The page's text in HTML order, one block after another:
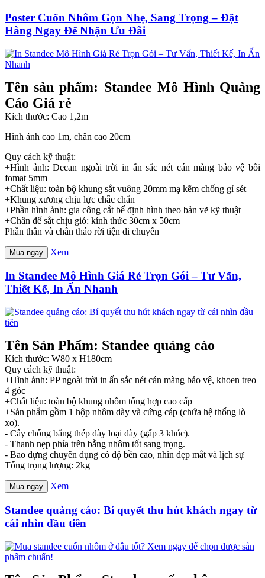
Poster Cuốn Nhôm Gọn Nhẹ, Sang Trọng – Đặt
Hàng Ngay Để Nhận Ưu Đãi
Tên sản phẩm: Standee Mô Hình Quảng
Cáo Giá rẻ
Kích thước: Cao 1,2m
Hình ảnh cao 1m, chân cao 20cm
Quy cách kỹ thuật:
+Hình ảnh: Decan ngoài trời in ấn sắc nét cán màng bảo vệ bồi
fomat 5mm
+Chất liệu: toàn bộ khung sắt vuông 20mm mạ kẽm chống gỉ sét
+Khung xương chịu lực chắc chắn
+Phần hình ảnh: gia công cắt bế định hình theo bản vẽ kỹ thuật
+Chân đế sắt chịu gió: kính thức 30cm x 50cm
Phần thân và chân tháo rời tiện di chuyển
Mua ngay Xem
In Standee Mô Hình Giá Rẻ Trọn Gói – Tư Vấn,
Thiết Kế, In Ấn Nhanh
Tên Sản Phẩm: Standee quảng cáo
Kích thước: W80 x H180cm
Quy cách kỹ thuật:
+Hình ảnh: PP ngoài trời in ấn sắc nét cán màng bảo vệ, khoen treo
4 góc
+Chất liệu: toàn bộ khung nhôm tổng hợp cao cấp
+Sản phẩm gồm 1 hộp nhôm dày và cứng cáp (chứa hệ thống lò
xo).
- Cây chống bằng thép dày loại dày (gấp 3 khúc).
- Thanh nẹp phía trên bằng nhôm tốt sang trọng.
- Bao đựng chuyên dụng có độ bền cao, nhìn đẹp mắt và lịch sự
Tổng trọng lượng: 2kg
Mua ngay Xem
Standee quảng cáo: Bí quyết thu hút khách ngay từ
cái nhìn đầu tiên